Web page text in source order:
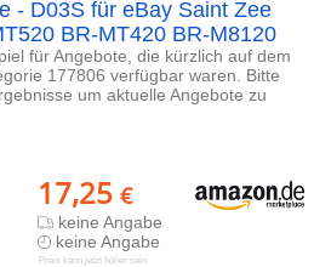
- D03S für eBay Saint Zee
BR-MT420 BR-M8120
für Angebote, die kürzlich auf dem
177806 verfügbar waren. Bitte
um aktuelle Angebote zu
17,25 €
keine Angabe
keine Angabe
Preis kann jetzt höher sein